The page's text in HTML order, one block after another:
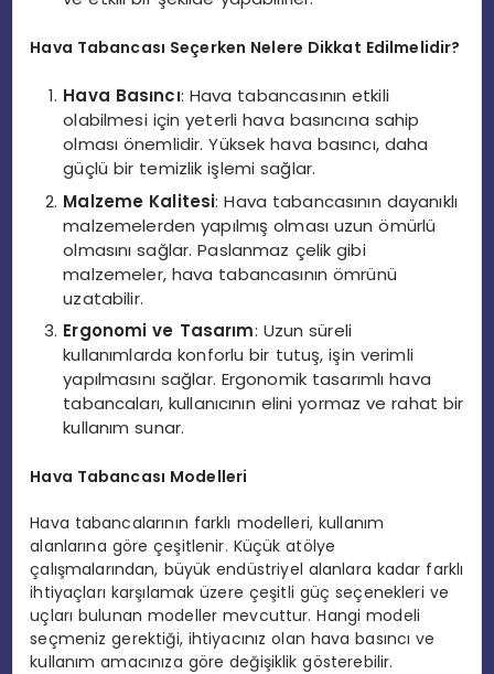
Hava Tabancası Seçerken Nelere Dikkat Edilmelidir?
Hava Basıncı: Hava tabancasının etkili
olabilmesi için yeterli hava basıncına sahip
olması önemlidir. Yüksek hava basıncı, daha
güçlü bir temizlik işlemi sağlar.
Malzeme Kalitesi: Hava tabancasının dayanıklı
malzemelerden yapılmış olması uzun ömürlü
olmasını sağlar. Paslanmaz çelik gibi
malzemeler, hava tabancasının ömrünü
uzatabilir.
Ergonomi ve Tasarım: Uzun süreli
kullanımlarda konforlu bir tutuş, işin verimli
yapılmasını sağlar. Ergonomik tasarımlı hava
tabancaları, kullanıcının elini yormaz ve rahat bir
kullanım sunar.
Hava Tabancası Modelleri
Hava tabancalarının farklı modelleri, kullanım
alanlarına göre çeşitlenir. Küçük atölye
çalışmalarından, büyük endüstriyel alanlara kadar farklı
ihtiyaçları karşılamak üzere çeşitli güç seçenekleri ve
uçları bulunan modeller mevcuttur. Hangi modeli
seçmeniz gerektiği, ihtiyacınız olan hava basıncı ve
kullanım amacınıza göre değişiklik gösterebilir.